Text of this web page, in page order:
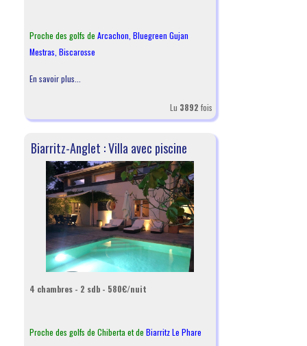
Proche des golfs de Arcachon Bluegreen Gujan
Mestras Biscarosse
En savoir plus...
Lu 3892 fois
Biarritz-Anglet : Villa avec piscine
4 chambres - 2 sdb - 580€/nuit
Proche des golfs de Chiberta et de Biarritz Le Phare